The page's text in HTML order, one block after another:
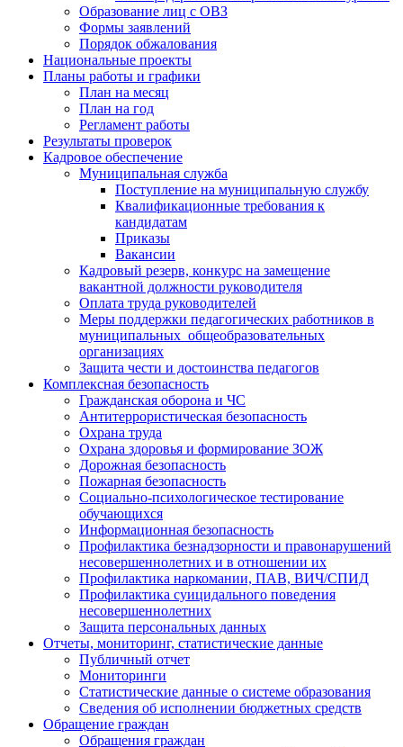
Образование лиц с ОВЗ
Формы заявлений
Порядок обжалования
Национальные проекты
Планы работы и графики
План на месяц
План на год
Регламент работы
Результаты проверок
Кадровое обеспечение
Муниципальная служба
Поступление на муниципальную службу
Квалификационные требования к
кандидатам
Приказы
Вакансии
Кадровый резерв, конкурс на замещение
вакантной должности руководителя
Оплата труда руководителей
Меры поддержки педагогических работников в
муниципальных общеобразовательных
организациях
Защита чести и достоинства педагогов
Комплексная безопасность
Гражданская оборона и ЧС
Антитеррористическая безопасность
Охрана труда
Охрана здоровья и формирование ЗОЖ
Дорожная безопасность
Пожарная безопасность
Социально-психологическое тестирование
обучающихся
Информационная безопасность
Профилактика безнадзорности и правонарушений
несовершеннолетних и в отношении их
Профилактика наркомании, ПАВ, ВИЧ/СПИД
Профилактика суицидального поведения
несовершеннолетних
Защита персональных данных
Отчеты, мониторинг, статистические данные
Публичный отчет
Мониторинги
Статистические данные о системе образования
Сведения об исполнении бюджетных средств
Обращение граждан
Обращения граждан